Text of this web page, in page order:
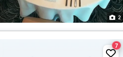
2
7